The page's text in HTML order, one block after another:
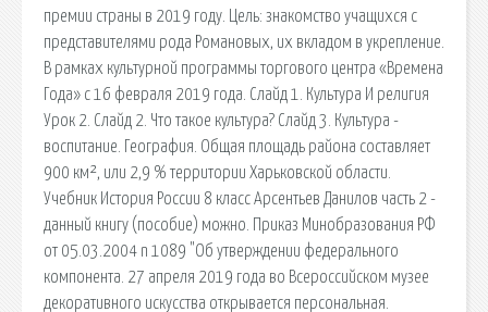
премии страны в 2019 году. Цель: знакомство учащихся с
представителями рода Романовых, их вкладом в укрепление.
В рамках культурной программы торгового центра «Времена
Года» с 16 февраля 2019 года. Слайд 1. Культура И религия
Урок 2. Слайд 2. Что такое культура? Слайд 3. Культура -
воспитание. География. Общая площадь района составляет
900 км², или 2,9 % территории Харьковской области.
Учебник История России 8 класс Арсентьев Данилов часть 2 -
данный книгу (пособие) можно. Приказ Минобразования РФ
от 05.03.2004 n 1089 "Об утверждении федерального
компонента. 27 апреля 2019 года во Всероссийском музее
декоративного искусства открывается персональная.